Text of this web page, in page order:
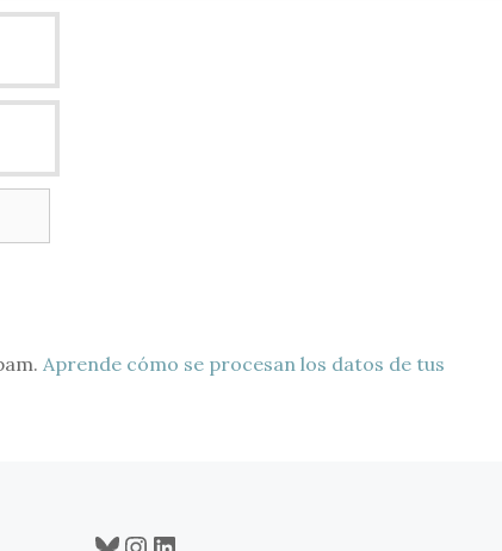
Aprende cómo se procesan los datos de tus